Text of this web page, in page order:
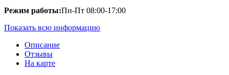
Режим работы:Пн-Пт 08:00-17:00
Показать всю информацию
Описание
Отзывы
На карте